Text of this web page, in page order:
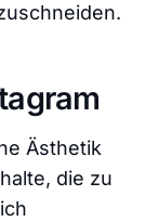
Ästhetik
die zu